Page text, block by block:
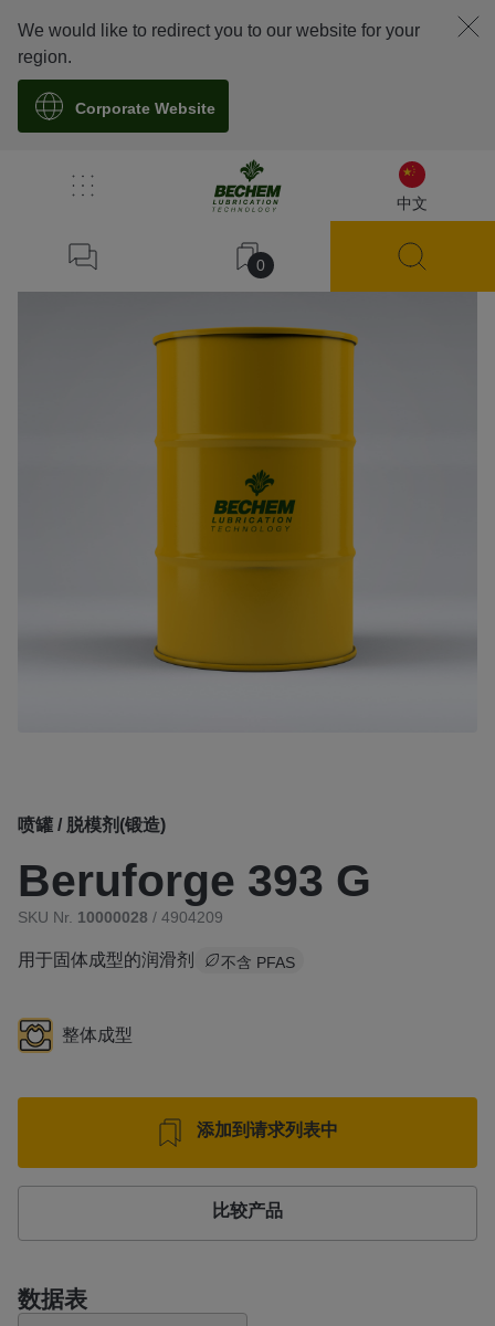
中文
0
We would like to redirect you to our website for your
region.
Corporate Website
溯源
喷罐 / 脱模剂(锻造)
Beruforge 393 G
SKU Nr. 10000028 / 4904209
用于固体成型的润滑剂 不含 PFAS
整体成型
添加到请求列表中
比较产品
数据表